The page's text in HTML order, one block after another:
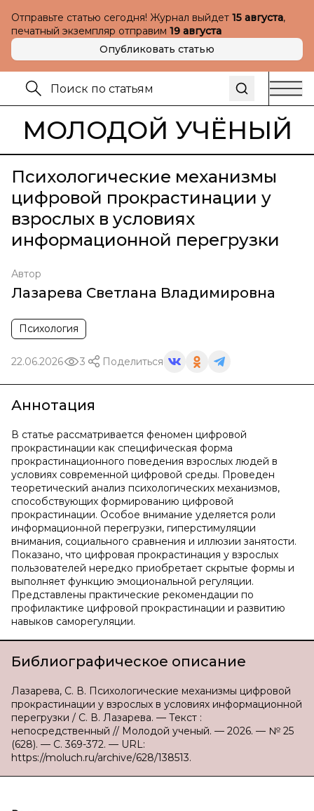
Отправьте статью сегодня! Журнал выйдет 15 августа,
печатный экземпляр отправим 19 августа
Опубликовать статью
МОЛОДОЙ УЧЁНЫЙ
Психологические механизмы
цифровой прокрастинации у
взрослых в условиях
информационной перегрузки
Автор
Лазарева Светлана Владимировна
Психология
22.06.2026 3 Поделиться
Аннотация
В статье рассматривается феномен цифровой
прокрастинации как специфическая форма
прокрастинационного поведения взрослых людей в
условиях современной цифровой среды. Проведен
теоретический анализ психологических механизмов,
способствующих формированию цифровой
прокрастинации. Особое внимание уделяется роли
информационной перегрузки, гиперстимуляции
внимания, социального сравнения и иллюзии занятости.
Показано, что цифровая прокрастинация у взрослых
пользователей нередко приобретает скрытые формы и
выполняет функцию эмоциональной регуляции.
Представлены практические рекомендации по
профилактике цифровой прокрастинации и развитию
навыков саморегуляции.
Библиографическое описание
Лазарева, С. В. Психологические механизмы цифровой
прокрастинации у взрослых в условиях информационной
перегрузки / С. В. Лазарева. — Текст :
непосредственный // Молодой ученый. — 2026. — № 25
(628). — С. 369-372. — URL:
https://moluch.ru/archive/628/138513.